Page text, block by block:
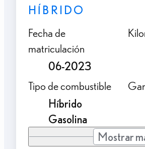
HÍBRIDO
Fecha de
matriculación
06-2023
Tipo de combustible
Híbrido
Gasolina
Mostrar